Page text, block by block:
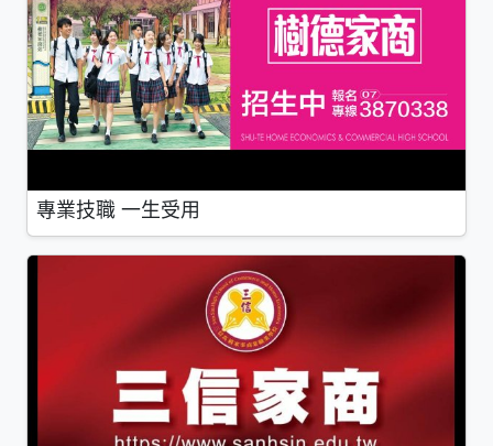
專業技職 一生受用